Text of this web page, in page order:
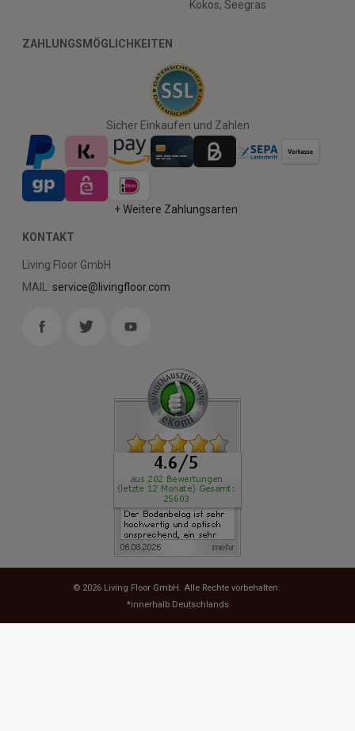
Kokos, Seegras
ZAHLUNGSMÖGLICHKEITEN
Sicher Einkaufen und Zahlen
+ Weitere Zahlungsarten
KONTAKT
Living Floor GmbH
MAIL: service@livingfloor.com
© 2026 Living Floor GmbH . Alle Rechte vorbehalten.
*innerhalb Deutschlands